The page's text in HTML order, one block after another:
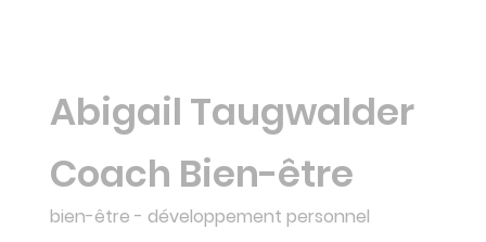
Abigail Taugwalder
Coach Bien-être
bien-être - développement personnel